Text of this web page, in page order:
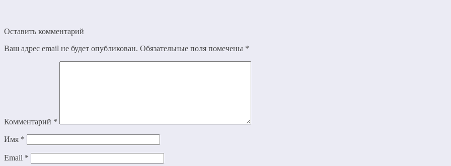
Оставить комментарий
Ваш адрес email не будет опубликован. Обязательные поля помечены *
Комментарий *
Имя *
Email *